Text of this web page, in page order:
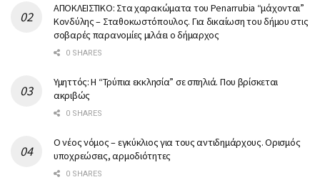
ΑΠΟΚΛΕΙΣΤΙΚΟ: Στα χαρακώματα του Penarrubia “μάχονται”
Κονδύλης – Σταθοκωστόπουλος. Για δικαίωση του δήμου στις
σοβαρές παρανομίες μιλάει ο δήμαρχος
0 SHARES
Υμηττός: Η “Τρύπια εκκλησία” σε σπηλιά. Που βρίσκεται
ακριβώς
0 SHARES
Ο νέος νόμος – εγκύκλιος για τους αντιδημάρχους. Ορισμός
υποχρεώσεις, αρμοδιότητες
0 SHARES